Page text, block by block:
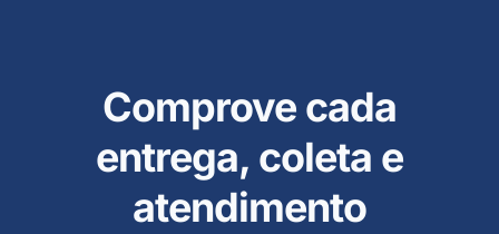
Comprove cada
entrega, coleta e
atendimento